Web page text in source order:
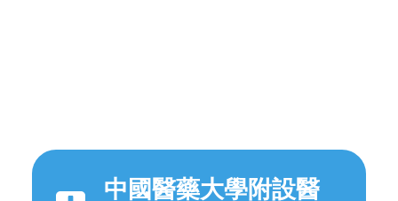
中國醫藥大學附設醫